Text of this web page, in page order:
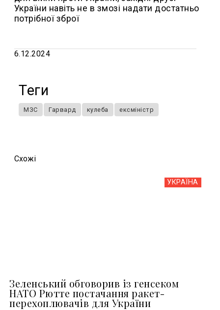
України навіть не в змозі надати достатньо
потрібної зброї
6.12.2024
Теги
МЗС Гарвард кулеба ексміністр
Схожi
УКРАЇНА
Зеленський обговорив із генсеком
НАТО Рютте постачання ракет-
перехоплювачів для України